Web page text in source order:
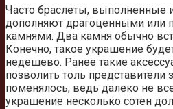
Часто браслеты, выполненные
дополняют драгоценными или
камнями. Два камня обычно
Конечно, такое украшение
недешево. Ранее такие
позволить толь представители
поменялось, ведь далеко не
украшение несколько сотен